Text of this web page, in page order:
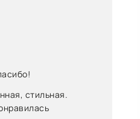
стильная.